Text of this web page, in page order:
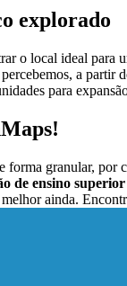
explorado
o local ideal para
a partir
para
granular, por
de ensino superior
ainda.